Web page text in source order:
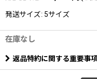
発送サイズ: 5サイズ
在庫なし
返品特約に関する重要事